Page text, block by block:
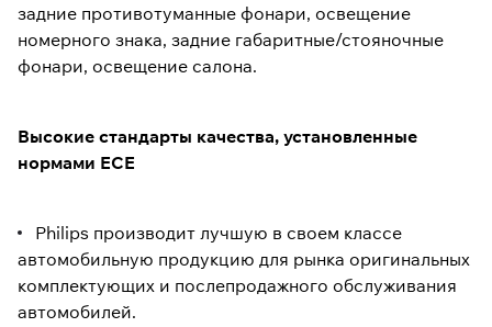
задние противотуманные фонари, освещение
номерного знака, задние габаритные/стояночные
фонари, освещение салона.
Высокие стандарты качества, установленные
нормами ECE
Philips производит лучшую в своем классе
автомобильную продукцию для рынка оригинальных
комплектующих и послепродажного обслуживания
автомобилей.